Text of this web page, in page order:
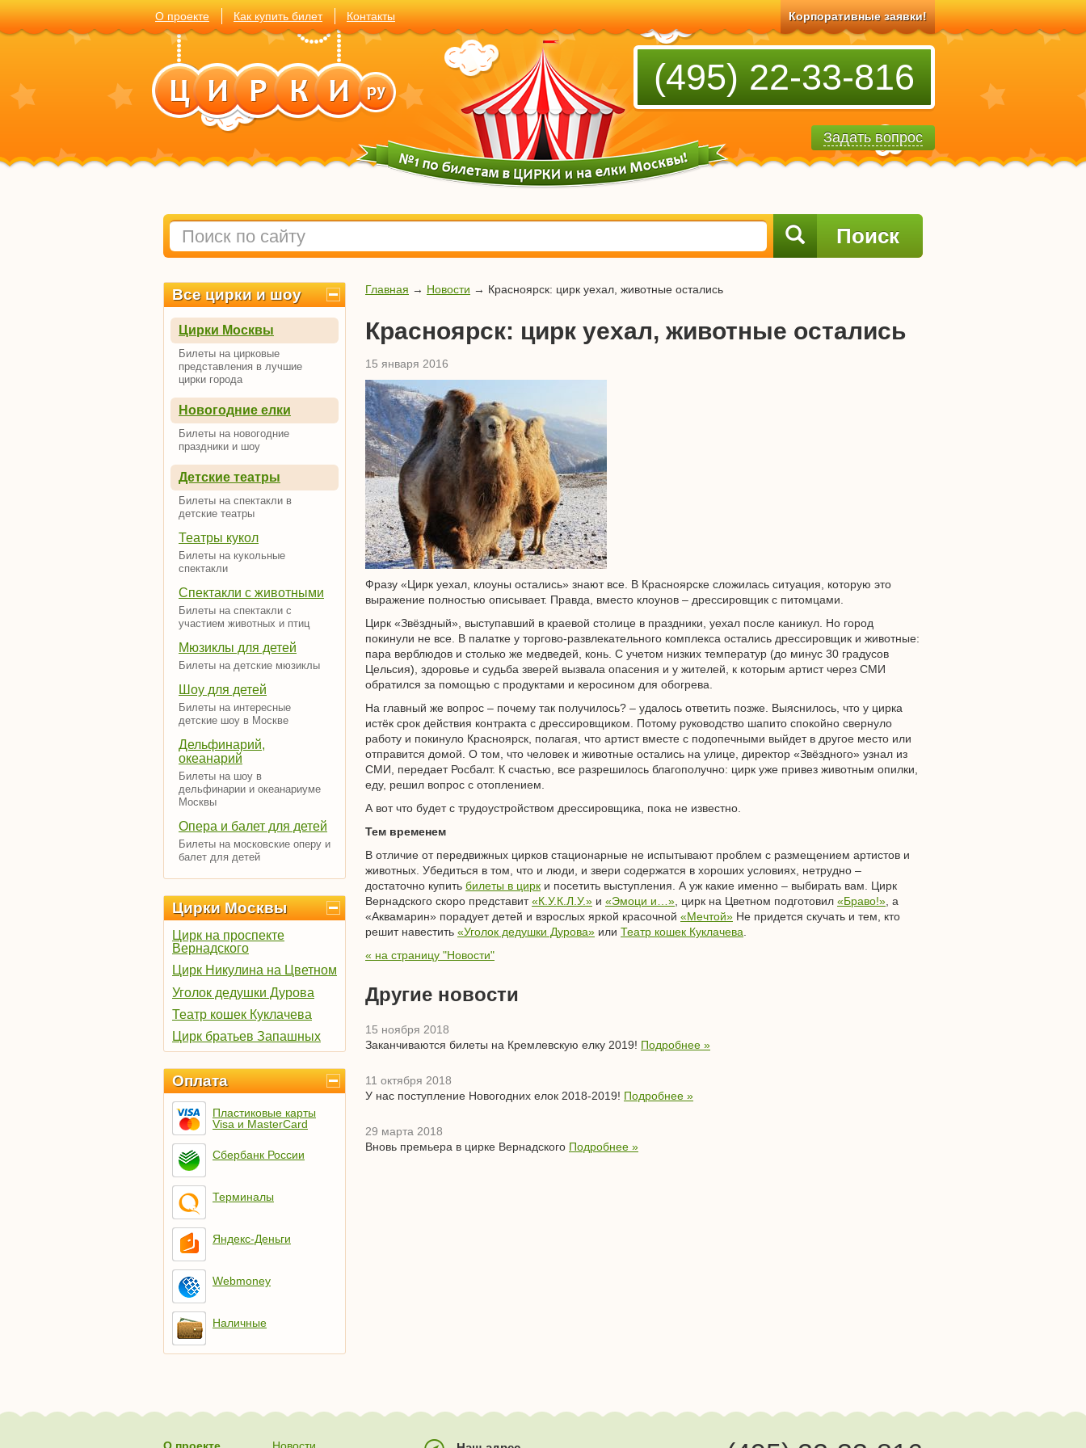
О проекте Как купить билет Контакты Корпоративные заявки!
(495) 22-33-816
Задать вопрос
Поиск
Все цирки и шоу
Цирки Москвы
Билеты на цирковые
представления в лучшие
цирки города
Новогодние елки
Билеты на новогодние
праздники и шоу
Детские театры
Билеты на спектакли в
детские театры
Театры кукол
Билеты на кукольные
спектакли
Спектакли с животными
Билеты на спектакли с
участием животных и птиц
Мюзиклы для детей
Билеты на детские мюзиклы
Шоу для детей
Билеты на интересные
детские шоу в Москве
Дельфинарий,
океанарий
Билеты на шоу в
дельфинарии и океанариуме
Москвы
Опера и балет для детей
Билеты на московские оперу и
балет для детей
Цирки Москвы
Цирк на проспекте
Вернадского
Цирк Никулина на Цветном
Уголок дедушки Дурова
Театр кошек Куклачева
Цирк братьев Запашных
Оплата
Пластиковые карты
Visa и MasterCard
Сбербанк России
Терминалы
Яндекс-Деньги
Webmoney
Наличные
Главная → Новости → Красноярск: цирк уехал, животные остались
Красноярск: цирк уехал, животные остались
15 января 2016
Фразу «Цирк уехал, клоуны остались» знают все. В Красноярске сложилась ситуация, которую это
выражение полностью описывает. Правда, вместо клоунов – дрессировщик с питомцами.
Цирк «Звёздный», выступавший в краевой столице в праздники, уехал после каникул. Но город
покинули не все. В палатке у торгово-развлекательного комплекса остались дрессировщик и животные:
пара верблюдов и столько же медведей, конь. С учетом низких температур (до минус 30 градусов
Цельсия), здоровье и судьба зверей вызвала опасения и у жителей, к которым артист через СМИ
обратился за помощью с продуктами и керосином для обогрева.
На главный же вопрос – почему так получилось? – удалось ответить позже. Выяснилось, что у цирка
истёк срок действия контракта с дрессировщиком. Потому руководство шапито спокойно свернуло
работу и покинуло Красноярск, полагая, что артист вместе с подопечными выйдет в другое место или
отправится домой. О том, что человек и животные остались на улице, директор «Звёздного» узнал из
СМИ, передает Росбалт. К счастью, все разрешилось благополучно: цирк уже привез животным опилки,
еду, решил вопрос с отоплением.
А вот что будет с трудоустройством дрессировщика, пока не известно.
Тем временем
В отличие от передвижных цирков стационарные не испытывают проблем с размещением артистов и
животных. Убедиться в том, что и люди, и звери содержатся в хороших условиях, нетрудно –
достаточно купить билеты в цирк и посетить выступления. А уж какие именно – выбирать вам. Цирк
Вернадского скоро представит«К.У.К.Л.У.» и «Эмоци и…» , цирк на Цветном подготовил «Браво!» , а
«Аквамарин» порадует детей и взрослых яркой красочной «Мечтой» Не придется скучать и тем, кто
решит навестить «Уголок дедушки Дурова» или Театр кошек Куклачева
« на страницу "Новости"
Другие новости
15 ноября 2018
Заканчиваются билеты на Кремлевскую елку 2019! Подробнее »
11 октября 2018
У нас поступление Новогодних елок 2018-2019! Подробнее »
29 марта 2018
Вновь премьера в цирке Вернадского Подробнее »